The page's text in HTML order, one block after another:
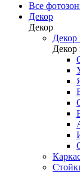
Все
Декор
Декор
Декор
Декор